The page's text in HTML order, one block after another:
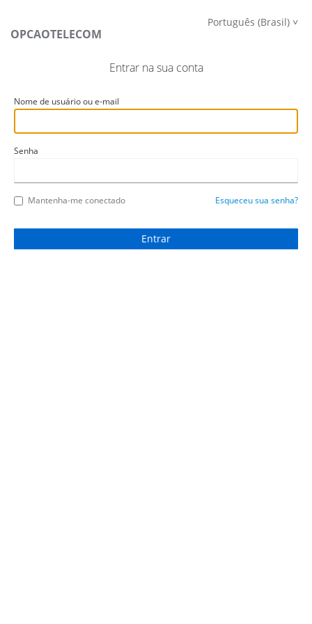
OPCAOTELECOM
Português (Brasil)
Entrar na sua conta
Nome de usuário ou e-mail
Senha
Mantenha-me conectado Esqueceu sua senha?